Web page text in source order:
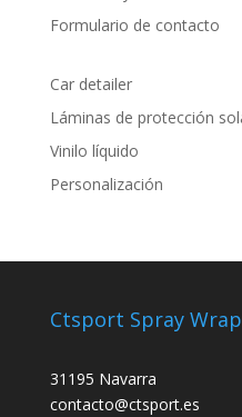
Formulario de contacto
Car detailer
Láminas de protección
Vinilo líquido
Personalización
Ctsport Spray
31195 Navarra
contacto@ctsport.es